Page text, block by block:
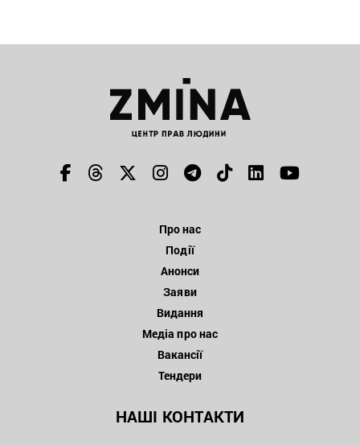
Про нас
Події
Анонси
Заяви
Видання
Медіа про нас
Вакансії
Тендери
НАШІ КОНТАКТИ